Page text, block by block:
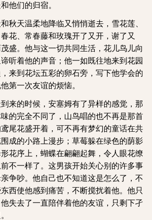
他们的归宿。
秋天温柔地降临又悄悄逝去，雪花莲、
花、常春藤和玫瑰开了又开，谢了又
盛。他与这一切共同生活，花儿鸟儿向
听着他的声音；他一如既往地来到花园
来到花坛五彩的卵石旁，写下他学会的
第一次友谊的烦恼。
来的时候，安塞姆有了异样的感觉，那
的完全不同了，山鸟唱的也不再是那首
尾花盛开着，可不再有梦幻的童话在共
成的小路上漫步；草莓躲在绿色的荫影
花序上，蝴蝶在翩翩起舞，令人眼花缭
不一样了。这男孩开始关心别的许多事
争吵。他自己也不知道这是怎么了，不
西使他感到痛苦，不断搅扰着他。他只
失去了一直陪伴着他的友谊，只剩下孑